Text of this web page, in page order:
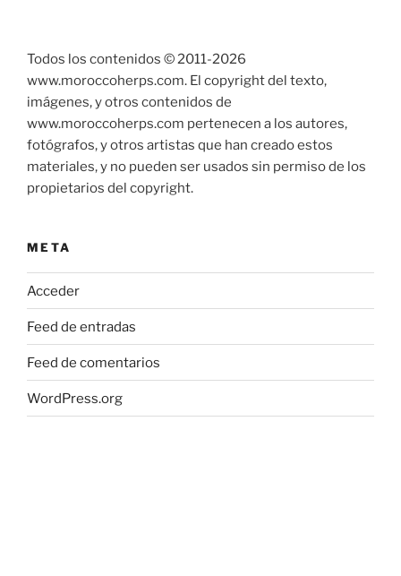
Todos los contenidos © 2011-2026
www.moroccoherps.com. El copyright del texto,
imágenes, y otros contenidos de
www.moroccoherps.com pertenecen a los autores,
fotógrafos, y otros artistas que han creado estos
materiales, y no pueden ser usados sin permiso de los
propietarios del copyright.
META
Acceder
Feed de entradas
Feed de comentarios
WordPress.org